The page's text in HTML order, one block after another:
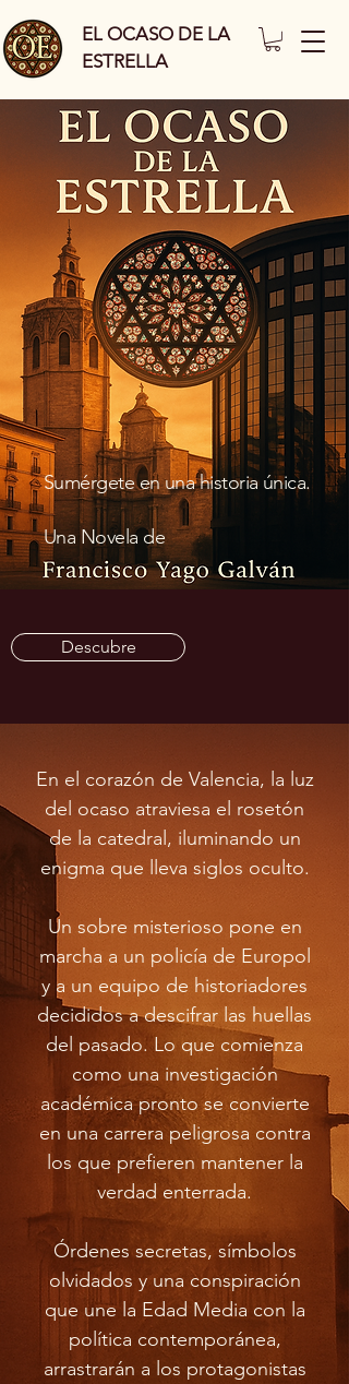
EL OCASO DE LA
ESTRELLA
Sumérgete en una historia única.
Una Novela de
Descubre
En el corazón de Valencia, la luz
del ocaso atraviesa el rosetón
de la catedral, iluminando un
enigma que lleva siglos oculto.
Un sobre misterioso pone en
marcha a un policía de Europol
y a un equipo de historiadores
decididos a descifrar las huellas
del pasado. Lo que comienza
como una investigación
académica pronto se convierte
en una carrera peligrosa contra
los que prefieren mantener la
verdad enterrada.
Órdenes secretas, símbolos
olvidados y una conspiración
que une la Edad Media con la
política contemporánea,
arrastrarán a los protagonistas